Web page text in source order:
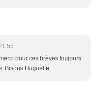
pour ces brèves toujours
Bisous.Huguette